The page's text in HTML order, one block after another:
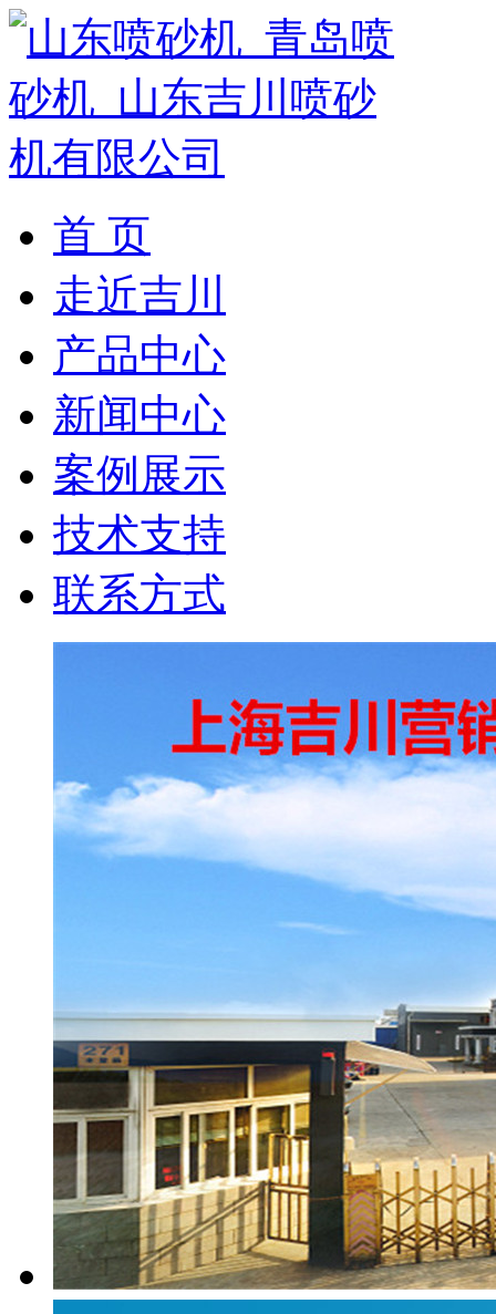
首 页
走近吉川
产品中心
新闻中心
案例展示
技术支持
联系方式